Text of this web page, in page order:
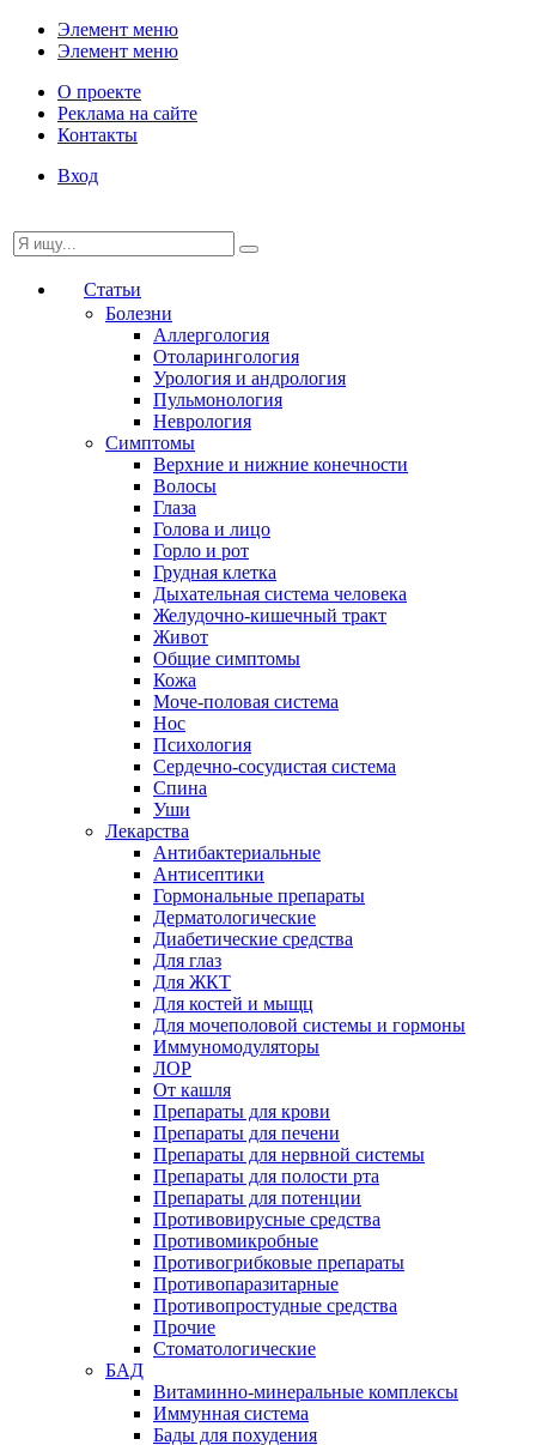
Элемент меню
Элемент меню
О проекте
Реклама на сайте
Контакты
Вход
Статьи
Болезни
Аллергология
Отоларингология
Урология и андрология
Пульмонология
Неврология
Симптомы
Верхние и нижние конечности
Волосы
Глаза
Голова и лицо
Горло и рот
Грудная клетка
Дыхательная система человека
Желудочно-кишечный тракт
Живот
Общие симптомы
Кожа
Моче-половая система
Нос
Психология
Сердечно-сосудистая система
Спина
Уши
Лекарства
Антибактериальные
Антисептики
Гормональные препараты
Дерматологические
Диабетические средства
Для глаз
Для ЖКТ
Для костей и мыщц
Для мочеполовой системы и гормоны
Иммуномодуляторы
ЛОР
От кашля
Препараты для крови
Препараты для печени
Препараты для нервной системы
Препараты для полости рта
Препараты для потенции
Противовирусные средства
Противомикробные
Противогрибковые препараты
Противопаразитарные
Противопростудные средства
Прочие
Стоматологические
БАД
Витаминно-минеральные комплексы
Иммунная система
Бады для похудения